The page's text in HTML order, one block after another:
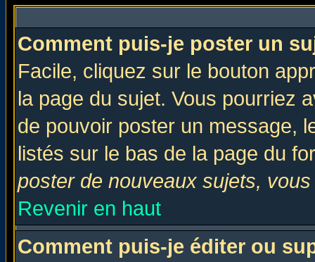
Comment puis-je poster un
Facile, cliquez sur le bouton
la page du sujet. Vous pourriez
de pouvoir poster un message,
listés sur le bas de la page du
poster de nouveaux sujets,
Revenir en haut
Comment puis-je éditer ou